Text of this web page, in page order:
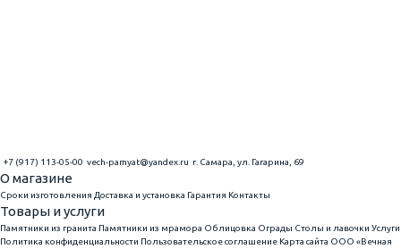
+7 (917) 113-05-00 vech-pamyat@yandex.ru г. Самара, ул. Гагарина, 69
О магазине
Сроки изготовления Доставка и установка Гарантия Контакты
Товары и услуги
Памятники из гранита Памятники из мрамора Облицовка Ограды Столы и лавочки Услуги
Политика конфиденциальности Пользовательское соглашение Карта сайта ООО «Вечная